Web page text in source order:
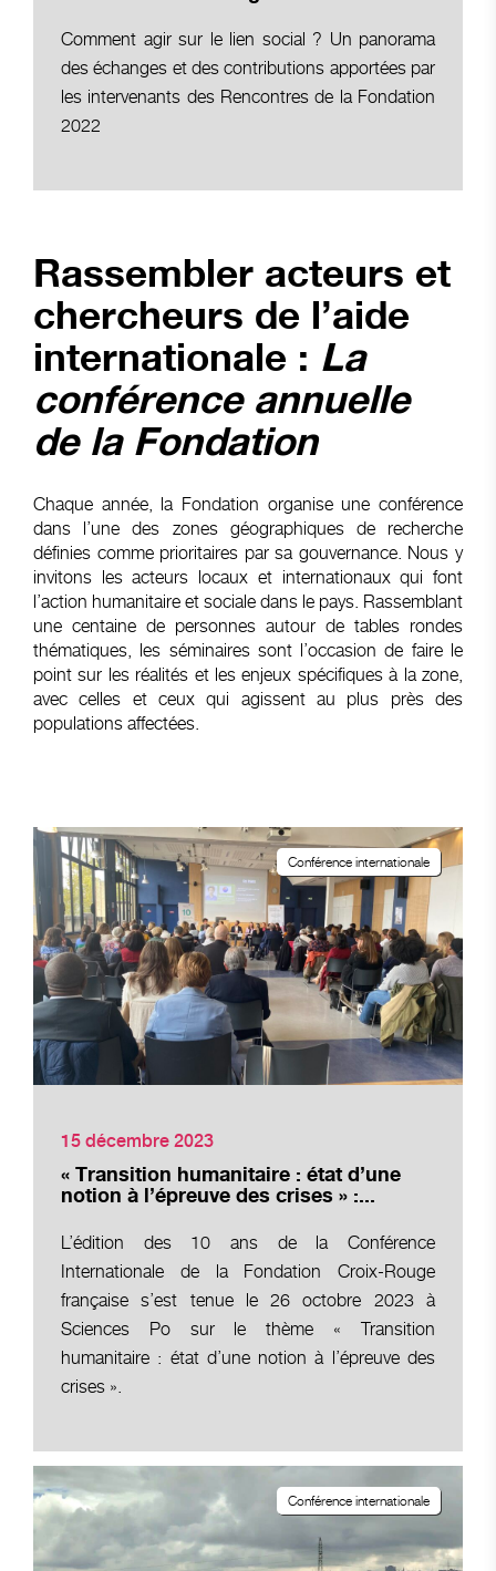
Comment agir sur le lien social ? Un panorama
des échanges et des contributions apportées par
les intervenants des Rencontres de la Fondation
2022
Rassembler acteurs et
chercheurs de l’aide
internationale : La
conférence annuelle
de la Fondation
Chaque année, la Fondation organise une conférence
dans l’une des zones géographiques de recherche
définies comme prioritaires par sa gouvernance. Nous y
invitons les acteurs locaux et internationaux qui font
l’action humanitaire et sociale dans le pays. Rassemblant
une centaine de personnes autour de tables rondes
thématiques, les séminaires sont l’occasion de faire le
point sur les réalités et les enjeux spécifiques à la zone,
avec celles et ceux qui agissent au plus près des
populations affectées.
15 décembre 2023
« Transition humanitaire : état d’une
notion à l’épreuve des crises » :...
Conférence internationale
L’édition des 10 ans de la Conférence
Internationale de la Fondation Croix-Rouge
française s’est tenue le 26 octobre 2023 à
Sciences Po sur le thème « Transition
humanitaire : état d’une notion à l’épreuve des
crises ».
Conférence internationale